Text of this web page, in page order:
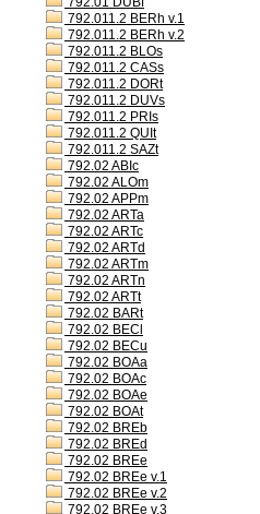
792.011.2 BERh v.1
792.011.2 BERh v.2
792.011.2 BLOs
792.011.2 CASs
792.011.2 DORt
792.011.2 DUVs
792.011.2 PRIs
792.011.2 QUIt
792.011.2 SAZt
792.02 ABIc
792.02 ALOm
792.02 APPm
792.02 ARTa
792.02 ARTc
792.02 ARTd
792.02 ARTm
792.02 ARTn
792.02 ARTt
792.02 BARt
792.02 BECl
792.02 BECu
792.02 BOAa
792.02 BOAc
792.02 BOAe
792.02 BOAt
792.02 BREb
792.02 BREd
792.02 BREe
792.02 BREe v.1
792.02 BREe v.2
792.02 BREe v.3